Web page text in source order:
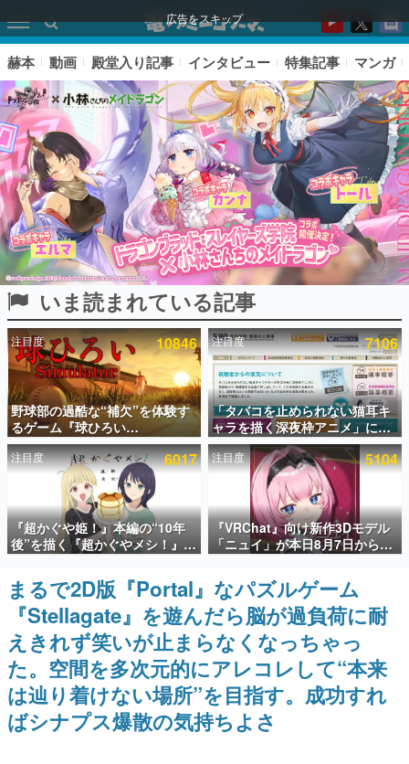
広告をスキップ
ピックアップ
電ファミのいま読まれている記事ランキング
アプリセール情報
インタビュー
連載・特集一覧
殿堂入り記事
SNS拡散数が数千以上！ ページビュー数万以上！ などな
ど。多くの人々に読まれた、電ファミ渾身の“殿堂入り”記
事をまとめました。
ゲームの企画書
名作ゲームクリエイターの方々に製作時のエピソードをお
聞きし、ヒットする企画（ゲーム）とは何か？を探ってい
きます。
赫本
この物語を解いてはいけない。『赫本』は、〈試験問題〉
の形をした短編ホラー小説集です。
新世代に訊く
赫本 動画 殿堂入り記事 インタビュー 特集記事 マンガ
いま読まれている記事
注目度 10846
野球部の過酷な“補欠”を体験す
るゲーム『球ひろい
Simulator』が「1件」のウィッ
シュリストをもとにチェコ語に
対応しSNSで話題に。『キング
ダム・カム』開発元やチェコの
プロ野球選手から称賛の声
注目度 7106
「タバコを止められない猫耳キ
ャラを描く深夜枠アニメ」に視
聴者の一部から批判意見。違法
薬物の使用と思しき描写も含め
て、BPOが議論を交わす
注目度 6017
『超かぐや姫！』本編の“10年
後”を描く『超かぐやメシ！』
Web連載決定。新たなWebマン
ガレーベル「ビビビコミック」
にて特別話が掲載スタート、あ
のお話には…まだ続きがある！
注目度 5104
『VRChat』向け新作3Dモデル
「ニュイ」が本日8月7日から
BOOTHにて発売。瞳に光る星
や感情豊かな表情が、小悪魔か
わいい
まるで2D版『Portal』なパズルゲーム
『Stellagate』を遊んだら脳が過負荷に耐
えきれず笑いが止まらなくなっちゃっ
た。空間を多次元的にアレコレして“本来
は辿り着けない場所”を目指す。成功すれ
ばシナプス爆散の気持ちよさ